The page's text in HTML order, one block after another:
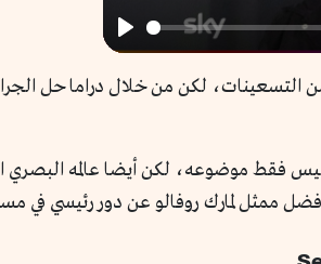
Play
التسعينات، لكن من خلال دراما حل
فقط موضوعه، لكن أيضا عالمه البصري
ممثل لمارك روفالو عن دور رئيسي في